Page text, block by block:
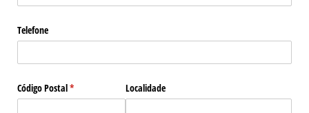
Telefone
Código Postal*
(obrigatório) Localidade